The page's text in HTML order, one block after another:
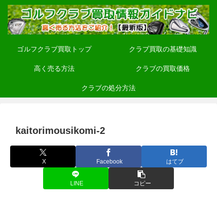
ゴルフクラブ買取トップ クラブ買取の基礎知識
高く売る方法 クラブの買取価格
クラブの処分方法
kaitorimousikomi-2
X Facebook はてブ
LINE コピー